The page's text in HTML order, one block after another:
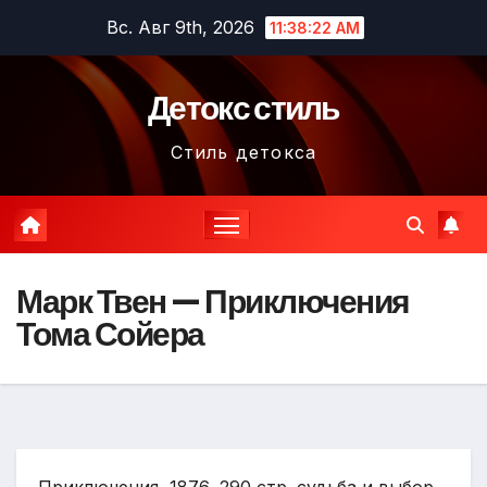
содержимому
Вс. Авг 9th, 2026 11:38:23 AM
Детокс стиль
Стиль детокса
Марк Твен — Приключения
Тома Сойера